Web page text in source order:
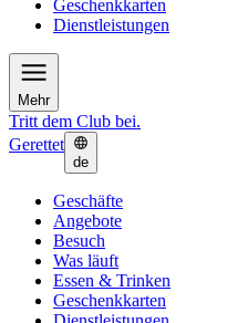
Geschenkkarten
Dienstleistungen
Mehr
Tritt dem Club bei.
Gerettet
de
Geschäfte
Angebote
Besuch
Was läuft
Essen & Trinken
Geschenkkarten